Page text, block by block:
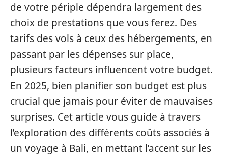
de votre périple dépendra largement des
choix de prestations que vous ferez. Des
tarifs des vols à ceux des hébergements, en
passant par les dépenses sur place,
plusieurs facteurs influencent votre budget.
En 2025, bien planifier son budget est plus
crucial que jamais pour éviter de mauvaises
surprises. Cet article vous guide à travers
l’exploration des différents coûts associés à
un voyage à Bali, en mettant l’accent sur les